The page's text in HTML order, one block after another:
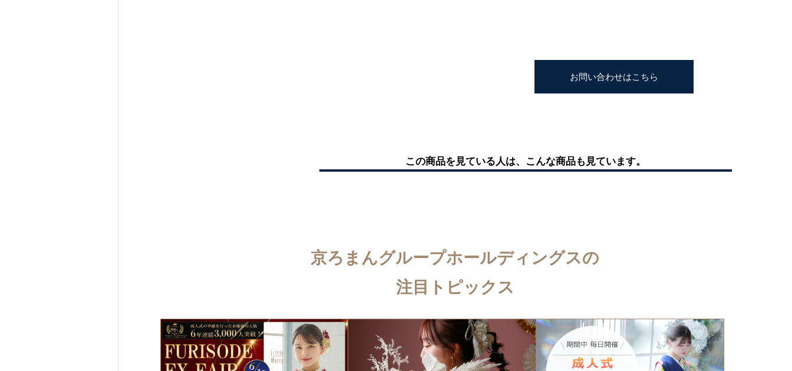
お問い合わせはこちら
この商品を見ている人は、こんな商品も見ています。
京ろまんグループホールディングスの
注目トピックス